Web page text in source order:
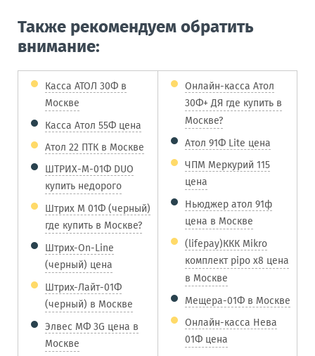
Также рекомендуем обратить
внимание:
Касса АТОЛ 30Ф в
Москве
Касса Атол 55Ф цена
Атол 22 ПТК в Москве
ШТРИХ-М-01Ф DUO
купить недорого
Штрих М 01Ф (черный)
где купить в Москве?
Штрих-On-Line
(черный) цена
Штрих-Лайт-01Ф
(черный) в Москве
Элвес МФ 3G цена в
Москве
Онлайн-касса Атол
30Ф+ ДЯ где купить в
Москве?
Атол 91Ф Lite цена
ЧПМ Меркурий 115
цена
Ньюджер атол 91ф
цена в Москве
(lifepay)ККК Mikro
комплект pipo x8 цена
в Москве
Мещера-01Ф в Москве
Онлайн-касса Нева
01Ф цена